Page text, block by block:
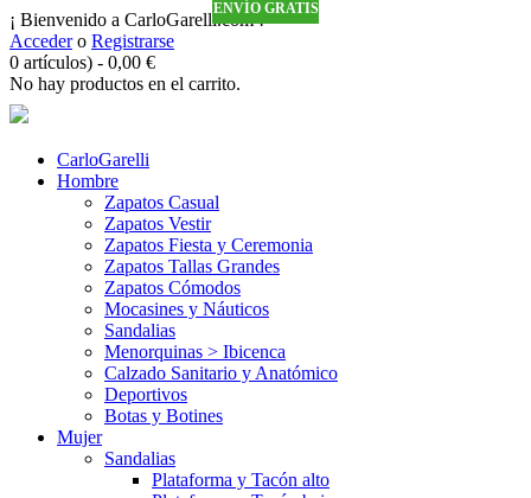
¡ Bienvenido a CarloGarelli.com !
Accedero Registrarse
0 artículos) - 0,00 €
No hay productos en el carrito.
CarloGarelli
Hombre
Zapatos Casual
Zapatos Vestir
Zapatos Fiesta y Ceremonia
Zapatos Tallas Grandes
Zapatos Cómodos
Mocasines y Náuticos
Sandalias
Menorquinas > Ibicenca
Calzado Sanitario y Anatómico
Deportivos
Botas y Botines
Mujer
Sandalias
Plataforma y Tacón alto
ENVÍO GRATIS
ENVÍO GRATIS
ENVÍO GRATIS
ENVÍO GRATIS
ENVÍO GRATIS
ENVÍO GRATIS